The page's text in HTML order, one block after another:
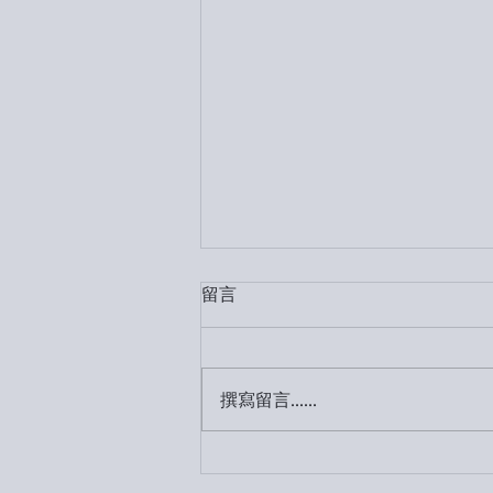
阮柏遠「刷本：宜蘭軍事殘影
留言
撰寫留言......